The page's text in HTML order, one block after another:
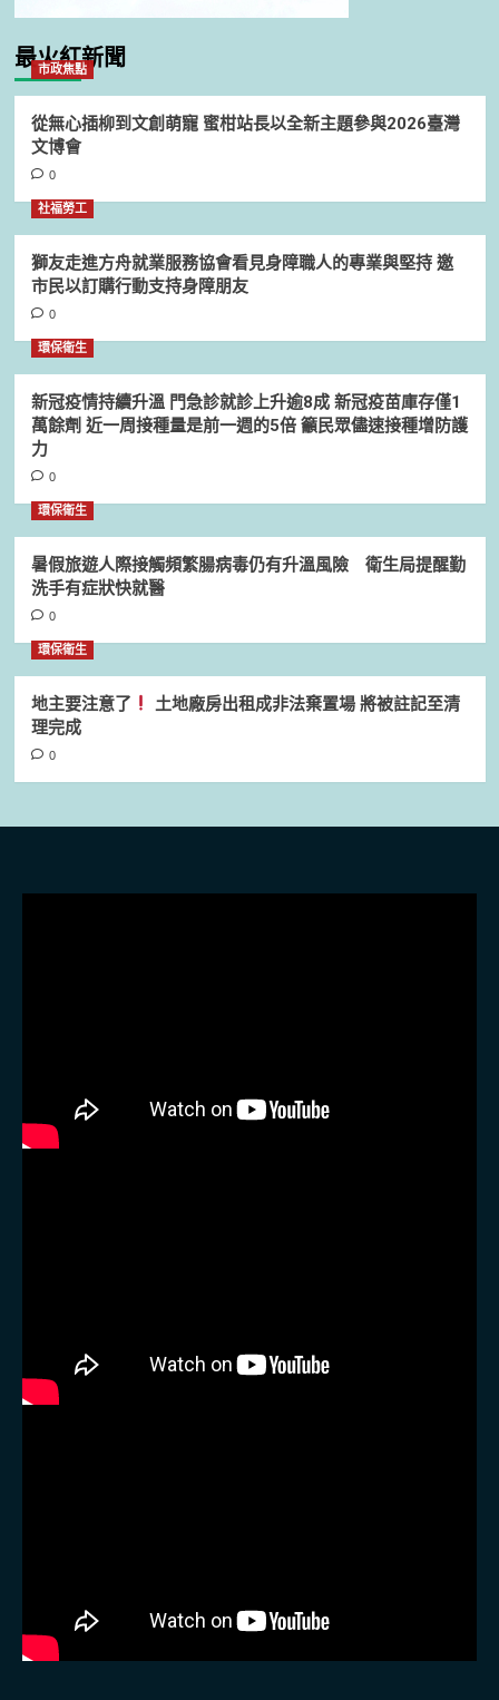
最火紅新聞
市政焦點
從無心插柳到文創萌寵 蜜柑站長以全新主題參與2026臺灣
文博會
0
社福勞工
獅友走進方舟就業服務協會看見身障職人的專業與堅持 邀
市民以訂購行動支持身障朋友
0
環保衛生
新冠疫情持續升溫 門急診就診上升逾8成 新冠疫苗庫存僅1
萬餘劑 近一周接種量是前一週的5倍 籲民眾儘速接種增防護
力
0
環保衛生
暑假旅遊人際接觸頻繁腸病毒仍有升溫風險 衛生局提醒勤
洗手有症狀快就醫
0
環保衛生
地主要注意了
土地廠房出租成非法棄置場 將被註記至清
理完成
0